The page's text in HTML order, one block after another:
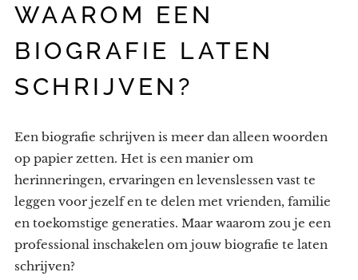
WAAROM EEN
BIOGRAFIE LATEN
SCHRIJVEN?
Een biografie schrijven is meer dan alleen woorden
op papier zetten. Het is een manier om
herinneringen, ervaringen en levenslessen vast te
leggen voor jezelf en te delen met vrienden, familie
en toekomstige generaties. Maar waarom zou je een
professional inschakelen om jouw biografie te laten
schrijven?